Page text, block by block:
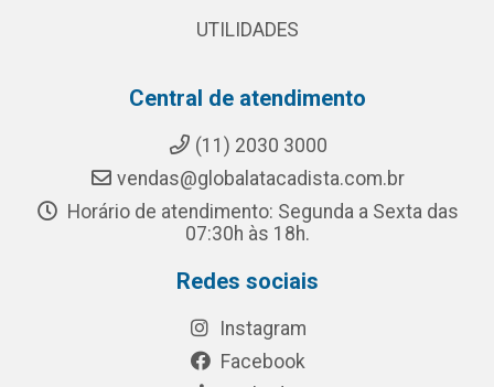
UTILIDADES
Central de atendimento
(11) 2030 3000
vendas@globalatacadista.com.br
Horário de atendimento: Segunda a Sexta das
07:30h às 18h.
Redes sociais
Instagram
Facebook